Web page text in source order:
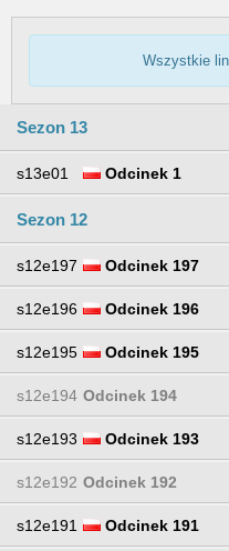
Wszystkie
Sezon 13
s13e01 Odcinek 1
Sezon 12
s12e197 Odcinek 197
s12e196 Odcinek 196
s12e195 Odcinek 195
s12e194 Odcinek 194
s12e193 Odcinek 193
s12e192 Odcinek 192
s12e191 Odcinek 191